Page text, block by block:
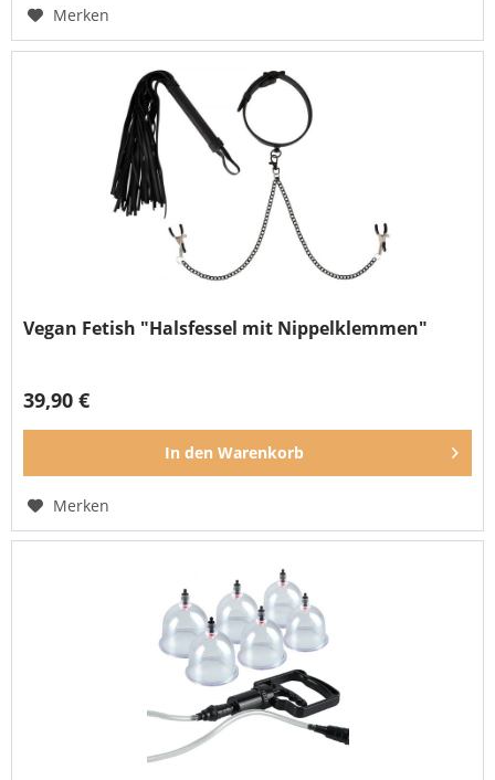
Merken
Vegan Fetish "Halsfessel mit Nippelklemmen"
39,90 €
In den Warenkorb
Merken